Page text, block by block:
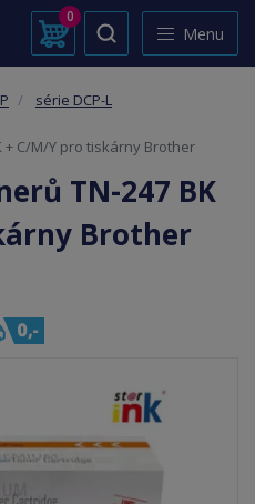
0
Menu
série DCP-L
+ C/M/Y pro tiskárny Brother
TN-247 BK
Brother